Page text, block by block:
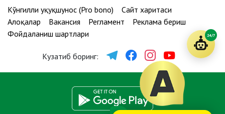
Кўнгилли ҳуқуқшунос (Pro bono)
Сайт харитаси
Алоқалар
Вакансия Регламент
Реклама бериш
Фойдаланиш шартлари
Кузатиб боринг:
24/7